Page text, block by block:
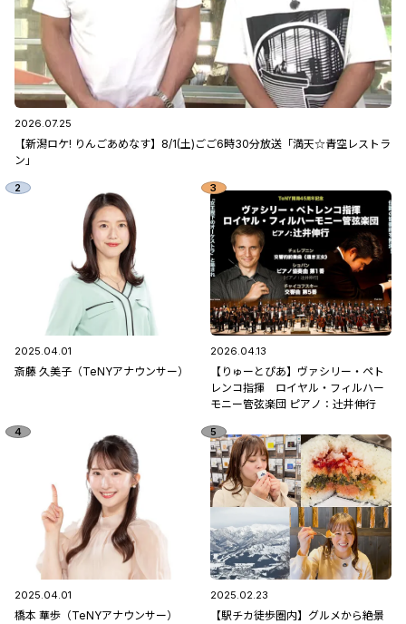
2026.07.25
【新潟ロケ! りんごあめなす】8/1(土)ごご6時30分放送「満天☆青空レストラ
ン」
2025.04.01
斎藤 久美子（TeNYアナウンサー）
2026.04.13
【りゅーとぴあ】ヴァシリー・ペト
レンコ指揮 ロイヤル・フィルハー
モニー管弦楽団 ピアノ：辻󠄀井伸行
2025.04.01
橋本 華歩（TeNYアナウンサー）
2025.02.23
【駅チカ徒歩圏内】グルメから絶景